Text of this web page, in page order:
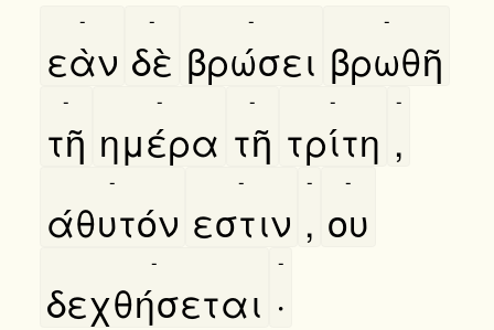
εὰν
-
δὲ
-
βρώσει
-
βρωθῆ
-
τῆ
-
ημέρα
-
τῆ
-
τρίτη
-
,
-
άθυτόν
-
εστιν
-
,
-
ου
-
δεχθήσεται
-
·
-